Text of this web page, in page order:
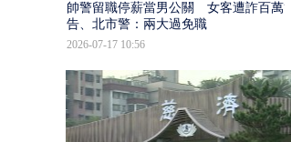
帥警留職停薪當男公關 女客遭詐百萬提
告、北市警：兩大過免職
2026-07-17 10:56